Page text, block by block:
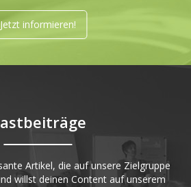
Jetzt informieren!
Artikel, die auf unsere Zielgruppe
willst deinen Content auf unserem